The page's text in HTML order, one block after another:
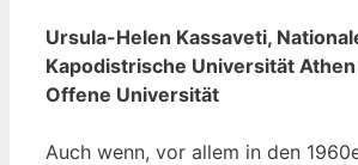
Ursula-Helen Kassaveti,
Kapodistrische Universität
Offene Universität
Auch wenn, vor allem in den